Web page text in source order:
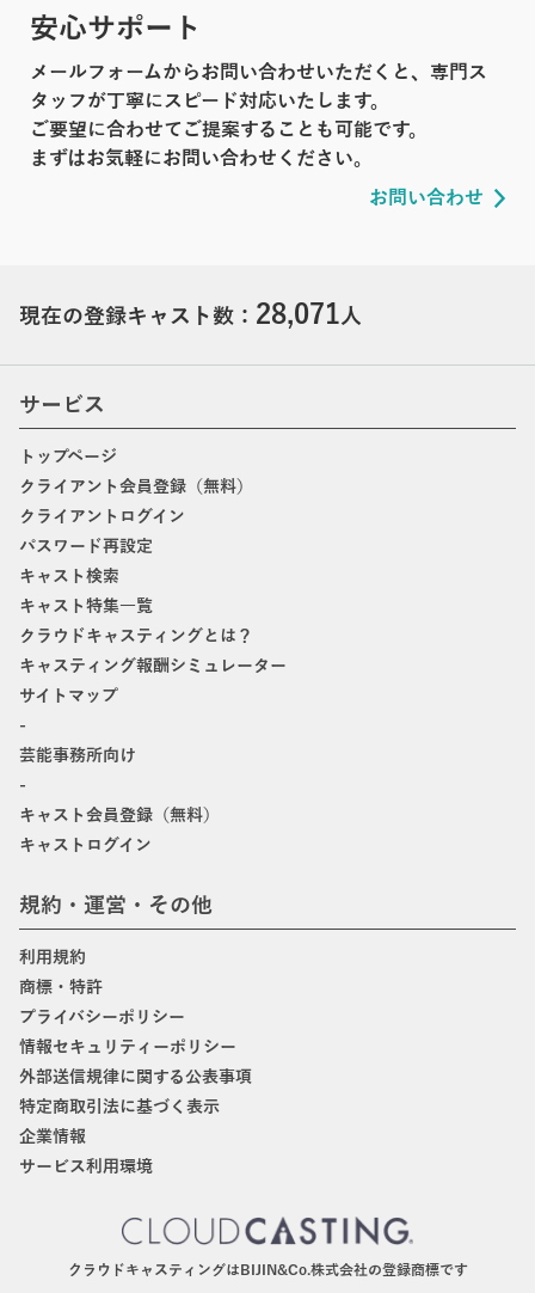
安心サポート
メールフォームからお問い合わせいただくと、専門ス
タッフが丁寧にスピード対応いたします。
ご要望に合わせてご提案することも可能です。
まずはお気軽にお問い合わせください。
お問い合わせ
現在の登録キャスト数： 28,071人
サービス
トップページ
クライアント会員登録（無料）
クライアントログイン
パスワード再設定
キャスト検索
キャスト特集一覧
クラウドキャスティングとは？
キャスティング報酬シミュレーター
サイトマップ
-
芸能事務所向け
-
キャスト会員登録（無料）
キャストログイン
規約・運営・その他
利用規約
商標・特許
プライバシーポリシー
情報セキュリティーポリシー
外部送信規律に関する公表事項
特定商取引法に基づく表示
企業情報
サービス利用環境
クラウドキャスティングはBIJIN&Co.株式会社の登録商標です